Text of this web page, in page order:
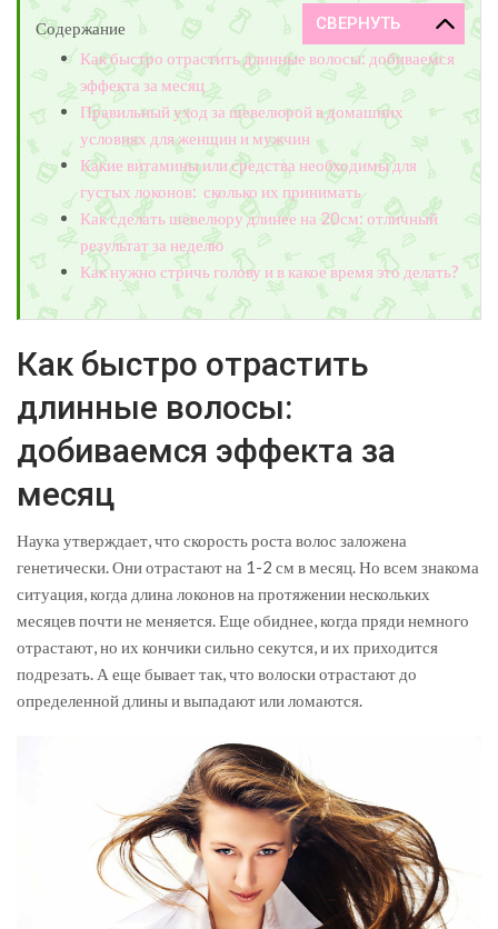
Содержание
Как быстро отрастить длинные волосы: добиваемся
эффекта за месяц
Правильный уход за шевелюрой в домашних
условиях для женщин и мужчин
Какие витамины или средства необходимы для
густых локонов: сколько их принимать
Как сделать шевелюру длинее на 20см: отличный
результат за неделю
Как нужно стричь голову и в какое время это делать?
Как быстро отрастить
длинные волосы:
добиваемся эффекта за
месяц
Наука утверждает, что скорость роста волос заложена
генетически. Они отрастают на 1-2 см в месяц. Но всем знакома
ситуация, когда длина локонов на протяжении нескольких
месяцев почти не меняется. Еще обиднее, когда пряди немного
отрастают, но их кончики сильно секутся, и их приходится
подрезать. А еще бывает так, что волоски отрастают до
определенной длины и выпадают или ломаются.